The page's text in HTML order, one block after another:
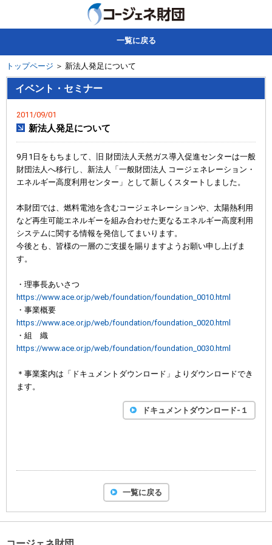
一覧に戻る
トップページ ＞ 新法人発足について
イベント・セミナー
2011/09/01
新法人発足について
9月1日をもちまして、旧 財団法人天然ガス導入促進センターは一般
財団法人へ移行し、新法人「一般財団法人 コージェネレーション・
エネルギー高度利用センター」として新しくスタートしました。
本財団では、燃料電池を含むコージェネレーションや、太陽熱利用
など再生可能エネルギーを組み合わせた更なるエネルギー高度利用
システムに関する情報を発信してまいります。
今後とも、皆様の一層のご支援を賜りますようお願い申し上げま
す。
・理事長あいさつ
https://www.ace.or.jp/web/foundation/foundation_0010.html
・事業概要
https://www.ace.or.jp/web/foundation/foundation_0020.html
・組 織
https://www.ace.or.jp/web/foundation/foundation_0030.html
＊事業案内は「ドキュメントダウンロード」よりダウンロードでき
ます。
ドキュメントダウンロード-１
一覧に戻る